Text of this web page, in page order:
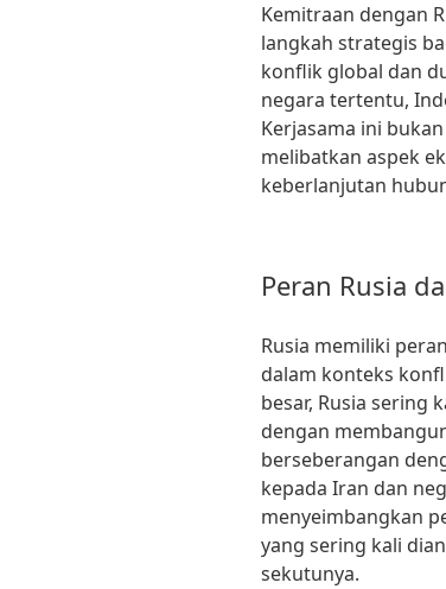
Kemitraan dengan
langkah strategis
konflik global dan
negara tertentu,
Kerjasama ini
melibatkan aspek
keberlanjutan
Peran Rusia
Rusia memiliki
dalam konteks
besar, Rusia sering
dengan
berseberangan
kepada Iran dan
menyeimbangkan
yang sering kali
sekutunya.